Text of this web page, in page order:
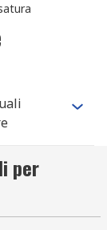
per
deve
spazi
per